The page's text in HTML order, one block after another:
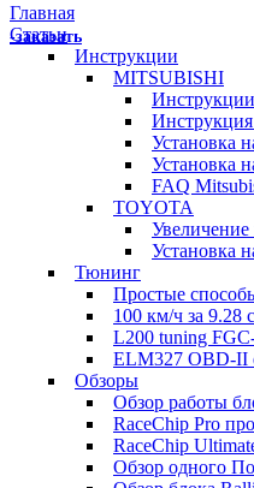
-заказать
Главная
Статьи
Инструкции
MITSUBISHI
Установка
Установка
FAQ
TOYOTA
Установка
Тюнинг
Простые
100 км/ч за 9.28
L200 tuning
ELM327 OBD-II
Обзоры
Обзор работы
RaceChip Pro
RaceChip
Обзор одного